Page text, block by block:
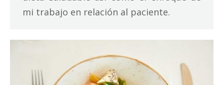
mi trabajo en relación al paciente.